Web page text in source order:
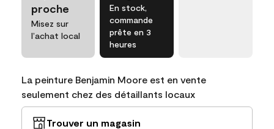
proche
Misez sur
l’achat local
En stock,
commande
prête en 3
heures
La peinture Benjamin Moore est en vente
seulement chez des détaillants locaux
Trouver un magasin